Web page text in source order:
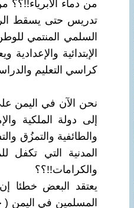
من دماء
تدريس حتى يسقط
السلمي المنتمي
الإبتدائية
كراسي التعليم
نحن الآن في اليمن
إلى دولة الملكية
والطائفية والتمزُق
المدنية التي تكفل
والكرامات!!؟؟
يعتقد البعض خطئا
المسلمين في اليمن (